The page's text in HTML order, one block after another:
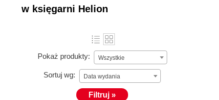
w księgarni Helion
Pokaż produkty: Wszystkie
Sortuj wg: Data wydania
Filtruj »